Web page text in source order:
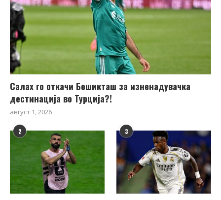
Салах го откачи Бешикташ за изненадувачка
дестинација во Турција?!
август 1, 2026
2 3